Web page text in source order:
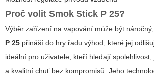
Proč volit Smok Stick P 25?
Výběr zařízení na vapování může být
P 25 přináší do hry řadu výhod, které jej
ideální pro uživatele, kteří hledají
a kvalitní chuť bez kompromisů. Jeho